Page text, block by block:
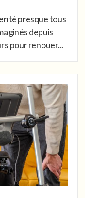
presque tous
depuis
pour renouer...